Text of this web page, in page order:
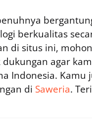
berkualitas
di situs ini,
agar
Indonesia. Kamu
di Saweria.